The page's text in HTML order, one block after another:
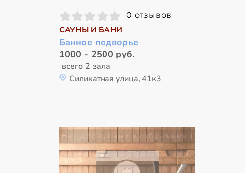
0 отзывов
САУНЫ И БАНИ
Банное подворье
1000 - 2500 руб.
всего 2 зала
Силикатная улица, 41к3